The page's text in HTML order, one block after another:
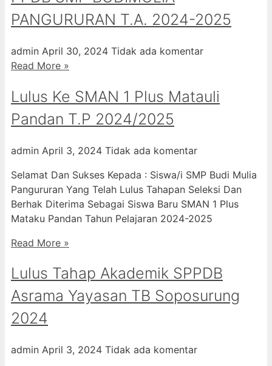
PANGURURAN T.A. 2024-2025
admin April 30, 2024 Tidak ada komentar
Read More »
Lulus Ke SMAN 1 Plus Matauli
Pandan T.P 2024/2025
admin April 3, 2024 Tidak ada komentar
Selamat Dan Sukses Kepada : Siswa/i SMP Budi Mulia
Pangururan Yang Telah Lulus Tahapan Seleksi Dan
Berhak Diterima Sebagai Siswa Baru SMAN 1 Plus
Mataku Pandan Tahun Pelajaran 2024-2025
Read More »
Lulus Tahap Akademik SPPDB
Asrama Yayasan TB Soposurung
2024
admin April 3, 2024 Tidak ada komentar